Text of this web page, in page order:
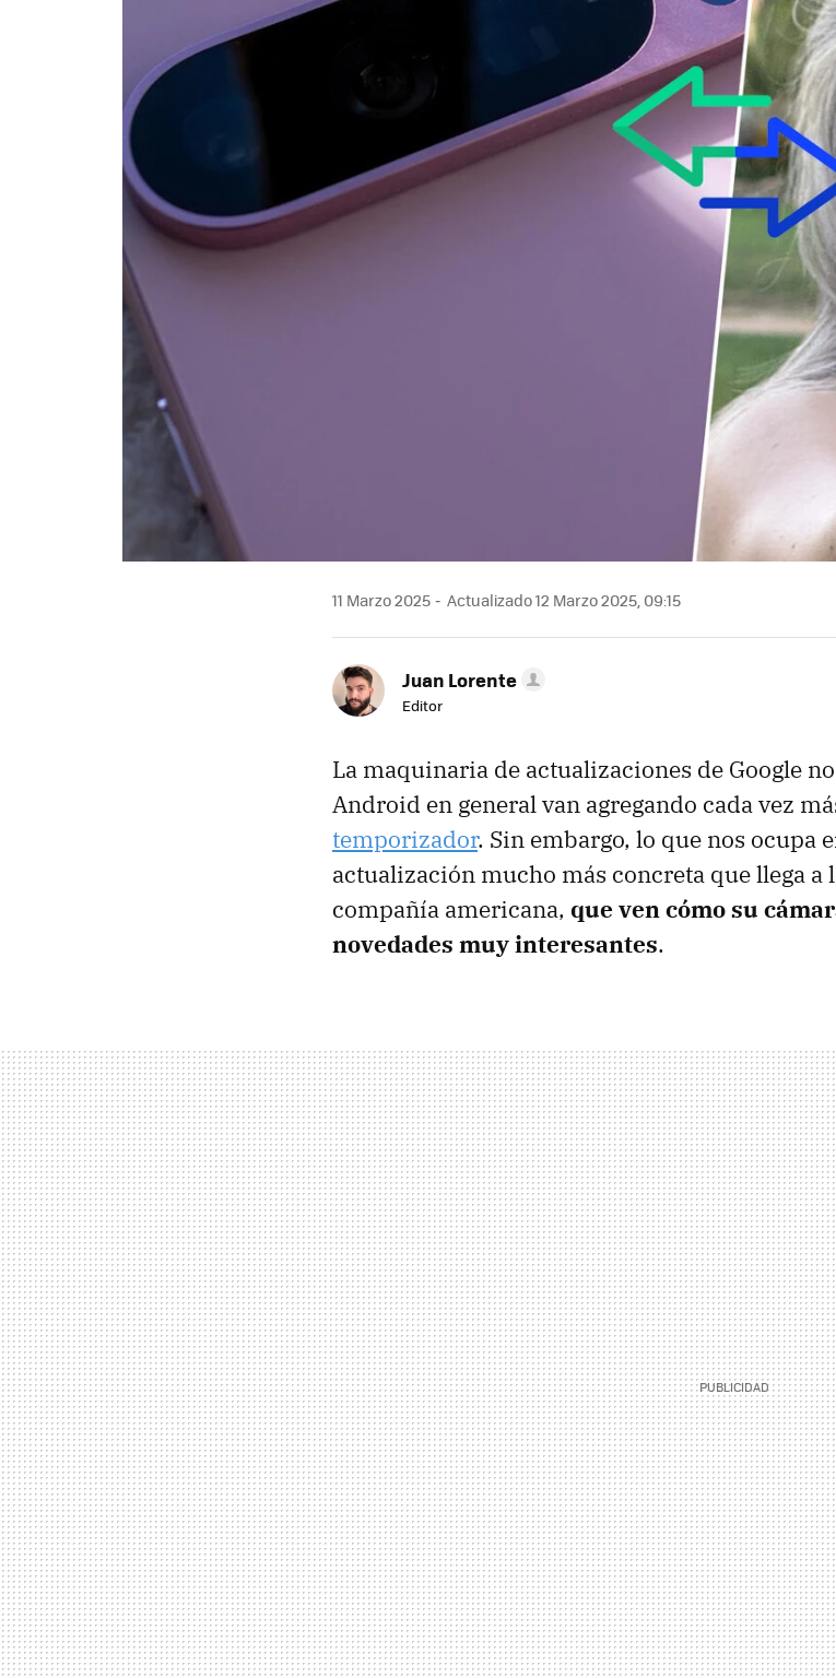
11 Marzo 2025 Actualizado 12 Marzo 2025, 09:15
Juan Lorente
Editor
La maquinaria de actualizaciones de Google
Android en general van agregando cada vez
temporizador. Sin embargo, lo que nos ocupa
actualización mucho más concreta que llega a
compañía americana, que ven cómo su
novedades muy interesantes.